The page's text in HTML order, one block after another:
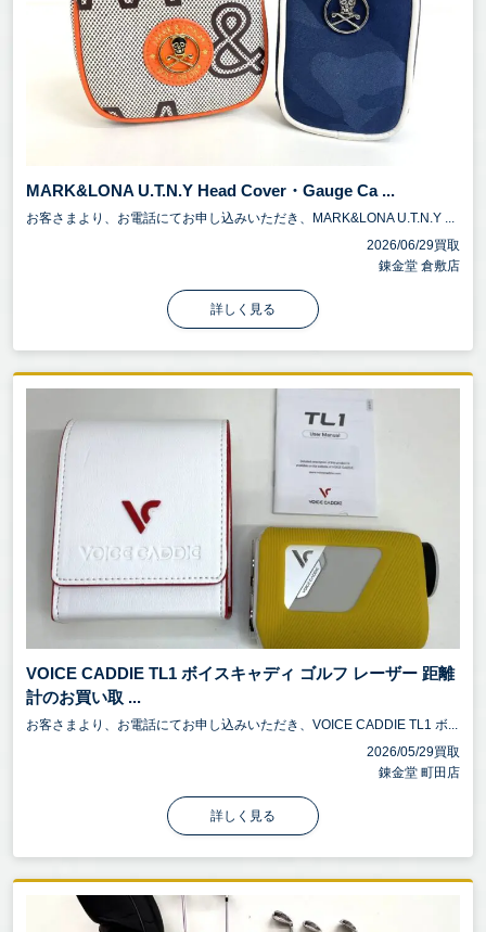
MARK&LONA U.T.N.Y Head Cover・Gauge Ca ...
お客さまより、お電話にてお申し込みいただき、MARK&LONA U.T.N.Y ...
2026/06/29買取
錬金堂 倉敷店
詳しく見る
VOICE CADDIE TL1 ボイスキャディ ゴルフ レーザー 距離
計のお買い取 ...
お客さまより、お電話にてお申し込みいただき、VOICE CADDIE TL1 ボ...
2026/05/29買取
錬金堂 町田店
詳しく見る